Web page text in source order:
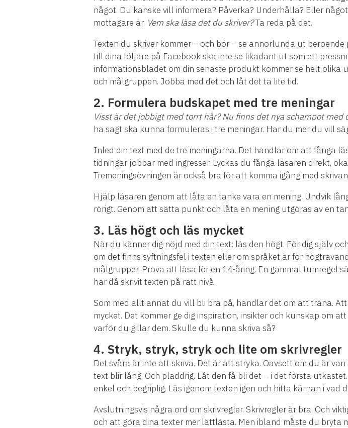
något. Du kanske vill informera? Påverka? Underhålla? Eller
mottagare är. Vem ska läsa det du skriver?Ta reda på det.
Texten du skriver kommer – och bör – se annorlunda ut
till dina följare på Facebook ska inte se likadant ut som ett
informationsbladet om din senaste produkt kommer se helt olika
och målgruppen. Jobba med det och låt det ta lite tid.
2. Formulera budskapet med tre meningar
Visst är det jobbigt med torrt hår? Nu finns det nya schampot
ha sagt ska kunna formuleras i tre meningar. Har du mer du vill
Inled din text med de tre meningarna. Det handlar om att fånga
tidningar jobbar med ingresser. Lyckas du fånga läsaren direkt,
Tremeningsövningen är också bra för att komma igång med
Hjälp läsaren genom att låta en tanke vara en mening. Undvik
rörigt. Genom att sätta punkt och låta en mening utgöras av en
3. Läs högt och läs mycket
När du känner dig nöjd med din text: läs den högt. För dig själv
om det finns syftningsfel i texten eller om språket är för
målgrupper. Prova att läsa för en 14-åring. En gammal tumregel
har då skrivit texten på rätt nivå.
Som med allt annat du vill bli bra på, handlar det om att träna.
mycket. Det kommer ge dig inspiration, insikter och kunskap om
varför du gillar dem. Skulle du kunna skriva så?
4. Stryk, stryk, stryk och lite om skrivregler
Det svåra är inte att skriva. Det är att stryka. Oavsett om du är
text blir lång. Och pladdrig. Låt den få bli det – i det första
enkel och begriplig. Läs igenom texten igen och hitta kärnan i vad
Avslutningsvis några ord om skrivregler. Skrivregler är bra. Och
och att göra dina texter mer lättlästa. Men ibland måste du